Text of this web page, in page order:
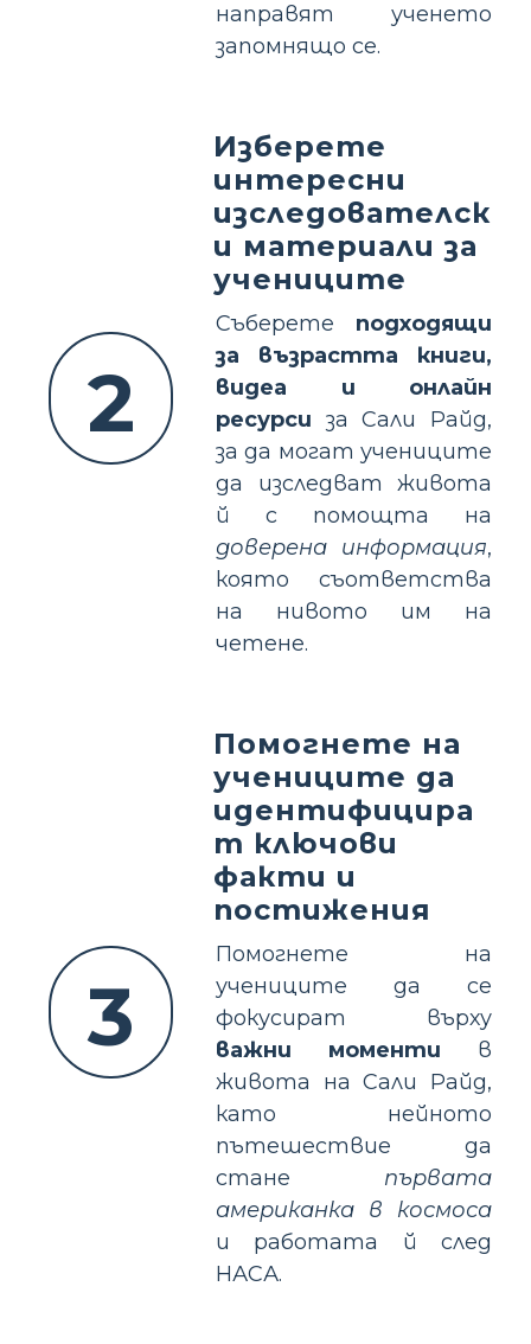
направят ученето
запомнящо се.
2
Изберете
интересни
изследователск
и материали за
учениците
Съберете подходящи
за възрастта книги,
видеа и онлайн
ресурси за Сали Райд,
за да могат учениците
да изследват живота
й с помощта на
доверена информация,
която съответства
на нивото им на
четене.
3
Помогнете на
учениците да
идентифицира
т ключови
факти и
постижения
Помогнете на
учениците да се
фокусират върху
важни моменти в
живота на Сали Райд,
като нейното
пътешествие да
стане първата
американка в космоса
и работата й след
НАСА.